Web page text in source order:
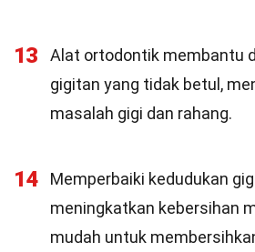
13
Alat ortodontik membantu
gigitan yang tidak betul,
masalah gigi dan rahang.
14
Memperbaiki kedudukan
meningkatkan kebersihan
mudah untuk